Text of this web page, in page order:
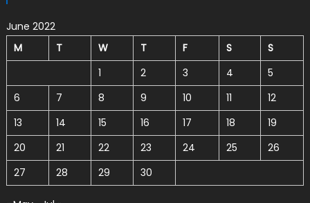
June 2022
M
T W T F S
S
1
2 3 4
5
6
7 8 9 10 11
12
13
14 15 16 17 18
19
20
21 22 23 24 25
26
27
28 29 30